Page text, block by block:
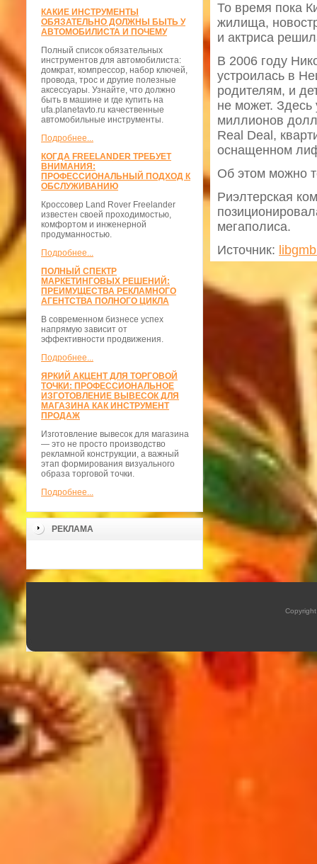
КАКИЕ ИНСТРУМЕНТЫ
ОБЯЗАТЕЛЬНО ДОЛЖНЫ БЫТЬ У
АВТОМОБИЛИСТА И ПОЧЕМУ
Полный список обязательных
инструментов для автомобилиста:
домкрат, компрессор, набор ключей,
провода, трос и другие полезные
аксессуары. Узнайте, что должно
быть в машине и где купить на
ufa.planetavto.ru качественные
автомобильные инструменты.
Подробнее...
КОГДА FREELANDER ТРЕБУЕТ
ВНИМАНИЯ:
ПРОФЕССИОНАЛЬНЫЙ ПОДХОД К
ОБСЛУЖИВАНИЮ
Кроссовер Land Rover Freelander
известен своей проходимостью,
комфортом и инженерной
продуманностью.
Подробнее...
ПОЛНЫЙ СПЕКТР
МАРКЕТИНГОВЫХ РЕШЕНИЙ:
ПРЕИМУЩЕСТВА РЕКЛАМНОГО
АГЕНТСТВА ПОЛНОГО ЦИКЛА
В современном бизнесе успех
напрямую зависит от
эффективности продвижения.
Подробнее...
ЯРКИЙ АКЦЕНТ ДЛЯ ТОРГОВОЙ
ТОЧКИ: ПРОФЕССИОНАЛЬНОЕ
ИЗГОТОВЛЕНИЕ ВЫВЕСОК ДЛЯ
МАГАЗИНА КАК ИНСТРУМЕНТ
ПРОДАЖ
Изготовление вывесок для магазина
— это не просто производство
рекламной конструкции, а важный
этап формирования визуального
образа торговой точки.
Подробнее...
РЕКЛАМА
То время пока
жилища,
и актриса
В 2006 году
устроилась в
родителям, и
не может. Здесь
миллионов
Real Deal,
оснащенном
Об этом можно
Риэлтерская
мегаполиса.
Источник: